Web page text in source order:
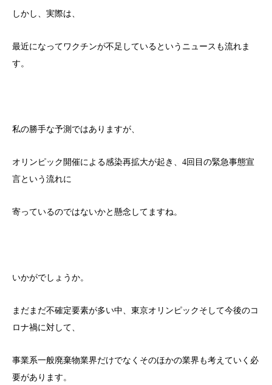
しかし、実際は、
最近になってワクチンが不足しているというニュースも流れま
す。
私の勝手な予測ではありますが、
オリンピック開催による感染再拡大が起き、4回目の緊急事態宣
言という流れに
寄っているのではないかと懸念してますね。
いかがでしょうか。
まだまだ不確定要素が多い中、東京オリンピックそして今後のコ
ロナ禍に対して、
事業系一般廃棄物業界だけでなくそのほかの業界も考えていく必
要があります。